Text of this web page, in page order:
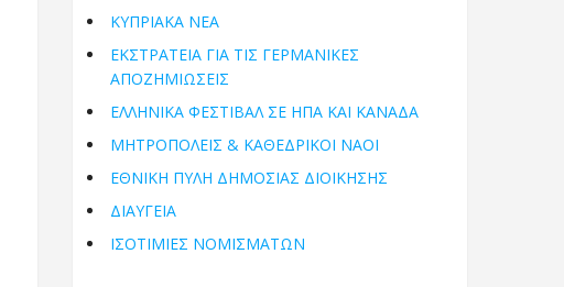
ΚΥΠΡΙΑΚΑ ΝΕΑ
ΕΚΣΤΡΑΤΕΙΑ ΓΙΑ ΤΙΣ ΓΕΡΜΑΝΙΚΕΣ
ΑΠΟΖΗΜΙΩΣΕΙΣ
ΕΛΛΗΝΙΚΆ ΦΕΣΤΙΒΆΛ ΣΕ ΗΠΑ ΚΑΙ ΚΑΝΑΔΑ
ΜΗΤΡΟΠΌΛΕΙΣ & ΚΑΘΕΔΡΙΚΟΊ ΝΑΟΊ
ΕΘΝΙΚΉ ΠΎΛΗ ΔΗΜΌΣΙΑΣ ΔΙΟΊΚΗΣΗΣ
ΔΙΑΥΓΕΙΑ
ΙΣΟΤΙΜΙΕΣ ΝΟΜΙΣΜΑΤΩΝ